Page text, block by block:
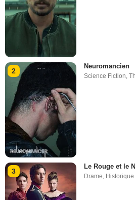
2
Neuromancien
Science Fiction ,
3
Le Rouge et le
Drame, Historique